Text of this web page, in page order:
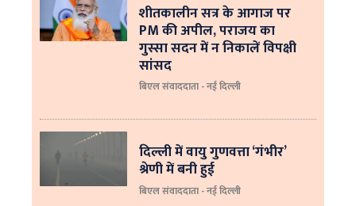
शीतकालीन सत्र के आगाज पर
PM की अपील, पराजय का
गुस्सा सदन में न निकालें विपक्षी
सांसद
बिएल संवाददाता - नई दिल्ली
दिल्ली में वायु गुणवत्ता ‘गंभीर’
श्रेणी में बनी हुई
बिएल संवाददाता - नई दिल्ली